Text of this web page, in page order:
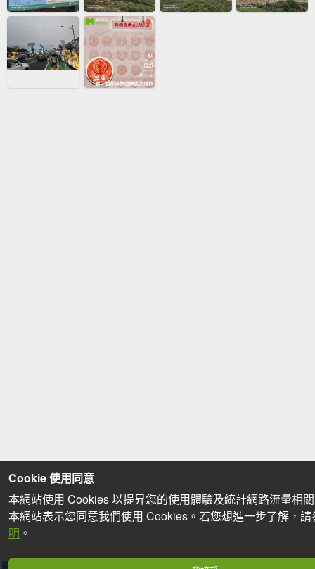
Cookie 使用同意
本網站使用 Cookies 以提昇您的使用體驗及統計網路流量相
本網站表示您同意我們使用 Cookies。若您想進一步了解，
明 。